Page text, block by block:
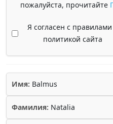
пожалуйста, прочитайте
Я согласен с
политикой сайта
Имя: Balmus
Фамилия: Natalia